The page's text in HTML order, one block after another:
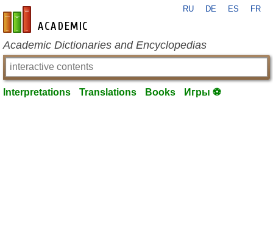
en-academic.com
RU DE ES FR
Academic Dictionaries and Encyclopedias
Interpretations Translations Books Игры ⚽